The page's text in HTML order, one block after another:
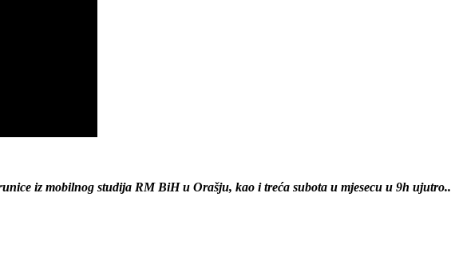
iz mobilnog studija RM BiH u Orašju, kao i treća subota u mjesecu u 9h ujutro..